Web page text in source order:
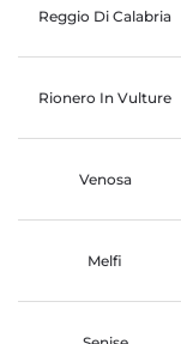
Reggio Di Calabria
Rionero In Vulture
Venosa
Melfi